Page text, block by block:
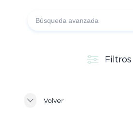
Filtros
Volver